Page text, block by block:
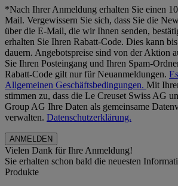
*Nach Ihrer Anmeldung erhalten Sie einen
Mail. Vergewissern Sie sich, dass Sie die
über die E-Mail, die wir Ihnen senden,
erhalten Sie Ihren Rabatt-Code. Dies kann
dauern. Angebotspreise sind von der Aktion
Sie Ihren Posteingang und Ihren Spam-
Rabatt-Code gilt nur für Neuanmeldungen.
Allgemeinen Geschäftsbedingungen. Mit
stimmen zu, dass die Le Creuset Swiss AG
Group AG Ihre Daten als gemeinsame
verwalten. Datenschutzerklärung.
Vielen Dank für Ihre Anmeldung!
Sie erhalten schon bald die neuesten
Produkte